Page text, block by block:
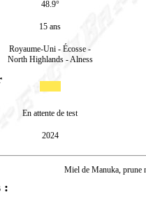
48.9°
15 ans
Royaume-Uni - Écosse -
North Highlands - Alness
En attente de test
2024
Miel de Manuka, prune
: